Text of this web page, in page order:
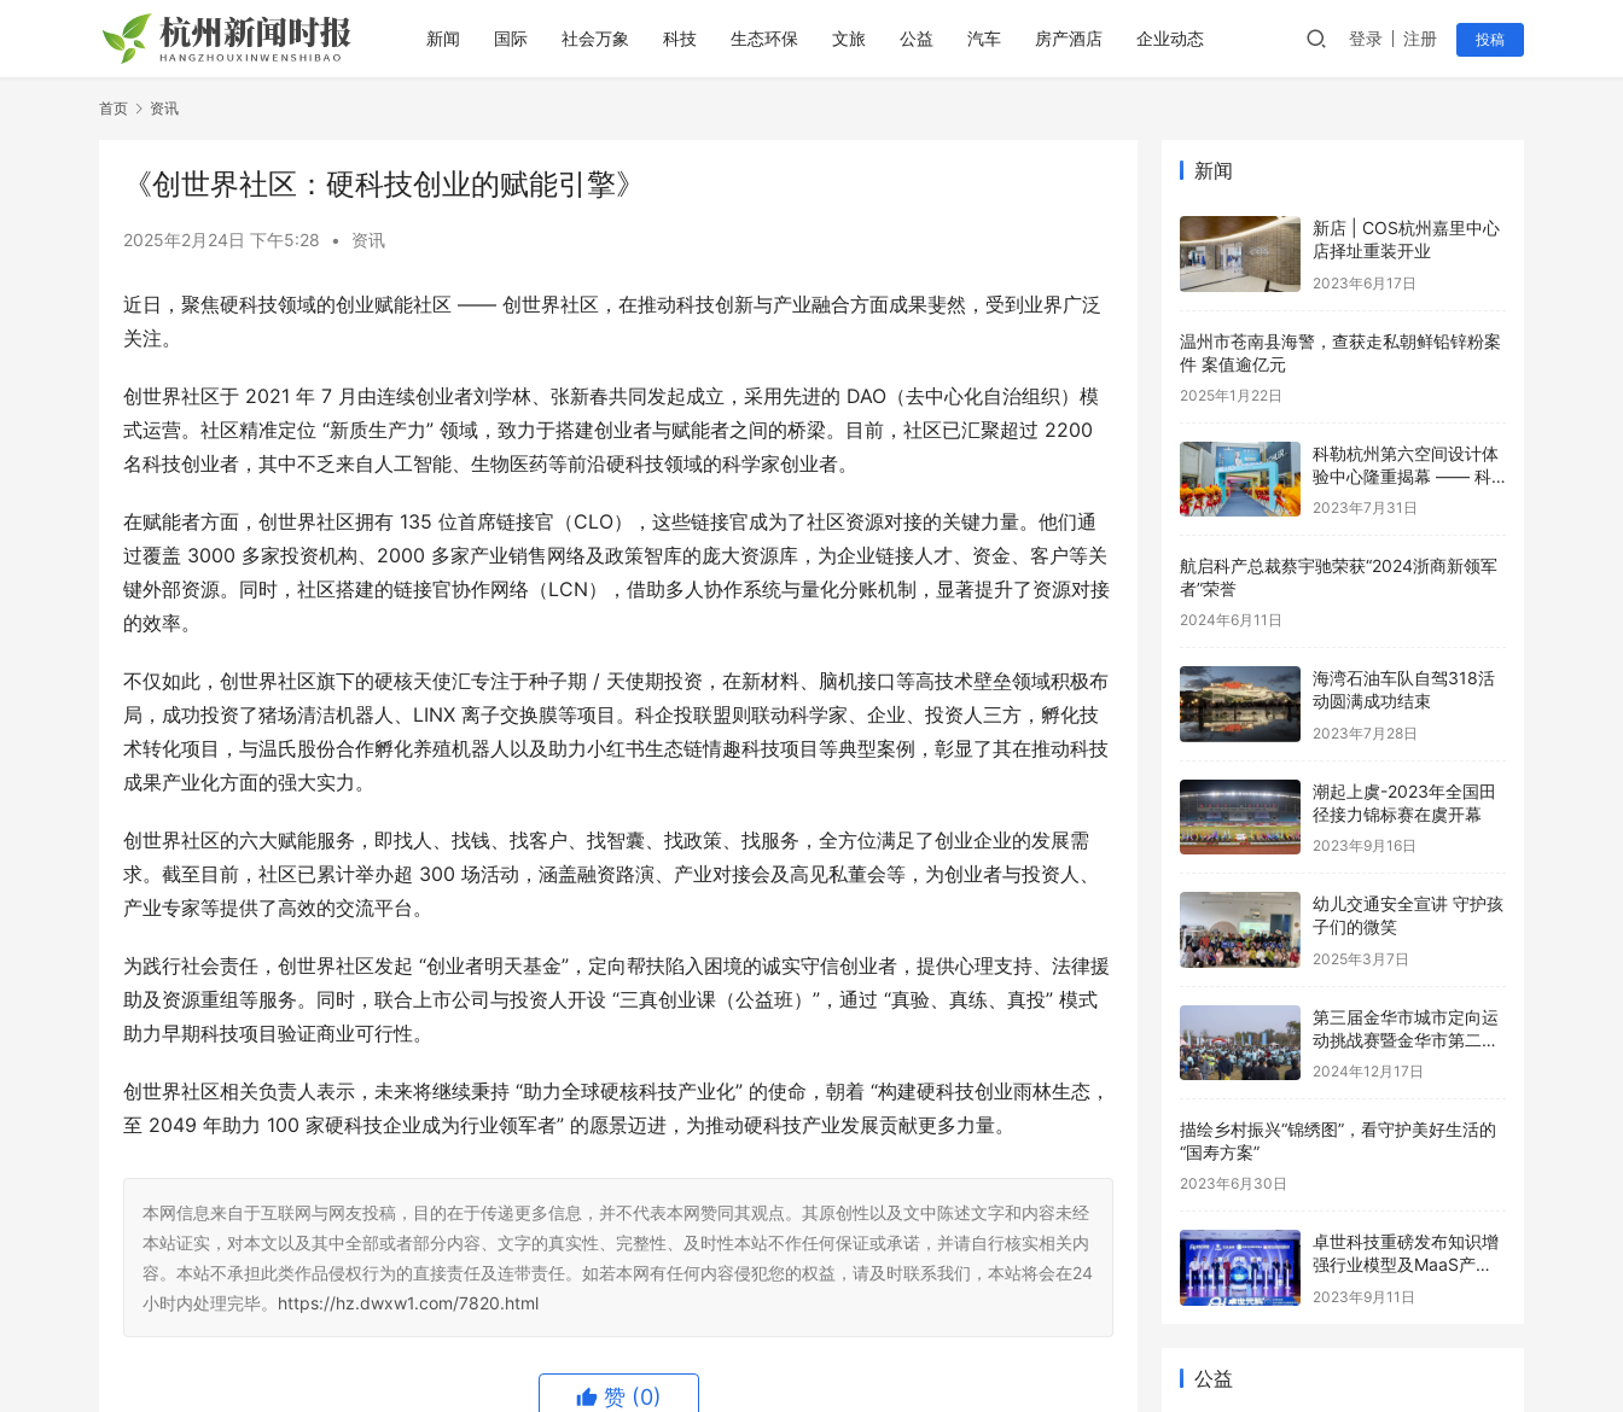
新闻 国际 社会万象 科技 生态环保 文旅 公益 汽车 房产酒店 企业动态 登录 注册 投稿
首页 资讯
《创世界社区：硬科技创业的赋能引擎》
2025年2月24日 下午5:28 • 资讯
近日，聚焦硬科技领域的创业赋能社区 —— 创世界社区，在推动科技创新与产业融合方面成果斐然，受到业界广泛
关注。
创世界社区于 2021 年 7 月由连续创业者刘学林、张新春共同发起成立，采用先进的 DAO（去中心化自治组织）模
式运营。社区精准定位 “新质生产力” 领域，致力于搭建创业者与赋能者之间的桥梁。目前，社区已汇聚超过 2200
名科技创业者，其中不乏来自人工智能、生物医药等前沿硬科技领域的科学家创业者。
在赋能者方面，创世界社区拥有 135 位首席链接官（CLO），这些链接官成为了社区资源对接的关键力量。他们通
过覆盖 3000 多家投资机构、2000 多家产业销售网络及政策智库的庞大资源库，为企业链接人才、资金、客户等关
键外部资源。同时，社区搭建的链接官协作网络（LCN），借助多人协作系统与量化分账机制，显著提升了资源对接
的效率。
不仅如此，创世界社区旗下的硬核天使汇专注于种子期 / 天使期投资，在新材料、脑机接口等高技术壁垒领域积极布
局，成功投资了猪场清洁机器人、LINX 离子交换膜等项目。科企投联盟则联动科学家、企业、投资人三方，孵化技
术转化项目，与温氏股份合作孵化养殖机器人以及助力小红书生态链情趣科技项目等典型案例，彰显了其在推动科技
成果产业化方面的强大实力。
创世界社区的六大赋能服务，即找人、找钱、找客户、找智囊、找政策、找服务，全方位满足了创业企业的发展需
求。截至目前，社区已累计举办超 300 场活动，涵盖融资路演、产业对接会及高见私董会等，为创业者与投资人、
产业专家等提供了高效的交流平台。
为践行社会责任，创世界社区发起 “创业者明天基金”，定向帮扶陷入困境的诚实守信创业者，提供心理支持、法律援
助及资源重组等服务。同时，联合上市公司与投资人开设 “三真创业课（公益班）”，通过 “真验、真练、真投” 模式
助力早期科技项目验证商业可行性。
创世界社区相关负责人表示，未来将继续秉持 “助力全球硬核科技产业化” 的使命，朝着 “构建硬科技创业雨林生态，
至 2049 年助力 100 家硬科技企业成为行业领军者” 的愿景迈进，为推动硬科技产业发展贡献更多力量。
本网信息来自于互联网与网友投稿，目的在于传递更多信息，并不代表本网赞同其观点。其原创性以及文中陈述文字和内容未经
本站证实，对本文以及其中全部或者部分内容、文字的真实性、完整性、及时性本站不作任何保证或承诺，并请自行核实相关内
容。本站不承担此类作品侵权行为的直接责任及连带责任。如若本网有任何内容侵犯您的权益，请及时联系我们，本站将会在24
小时内处理完毕。 https://hz.dwxw1.com/7820.html
赞 (0)
新闻
新店 | COS杭州嘉里中心
店择址重装开业
2023年6月17日
温州市苍南县海警，查获走私朝鲜铅锌粉案
件 案值逾亿元
2025年1月22日
科勒杭州第六空间设计体
验中心隆重揭幕 —— 科
勒150周年 多维诠释优雅
生活美学
2023年7月31日
航启科产总裁蔡宇驰荣获“2024浙商新领军
者”荣誉
2024年6月11日
海湾石油车队自驾318活
动圆满成功结束
2023年7月28日
潮起上虞-2023年全国田
径接力锦标赛在虞开幕
2023年9月16日
幼儿交通安全宣讲 守护孩
子们的微笑
2025年3月7日
第三届金华市城市定向运
动挑战赛暨金华市第二届
青少年定向锦标赛圆满落
2024年12月17日
描绘乡村振兴“锦绣图”，看守护美好生活的
“国寿方案”
2023年6月30日
卓世科技重磅发布知识增
强行业模型及MaaS产品
系列 引领企业数字化变革
新潮流
2023年9月11日
公益